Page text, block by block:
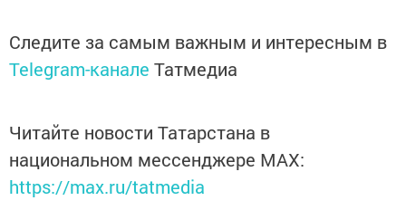
Следите за самым важным и интересным в
Telegram-канале Татмедиа
Читайте новости Татарстана в
национальном мессенджере MАХ:
https://max.ru/tatmedia